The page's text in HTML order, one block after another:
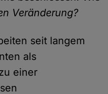
Veränderung?
seit langem
als
einer